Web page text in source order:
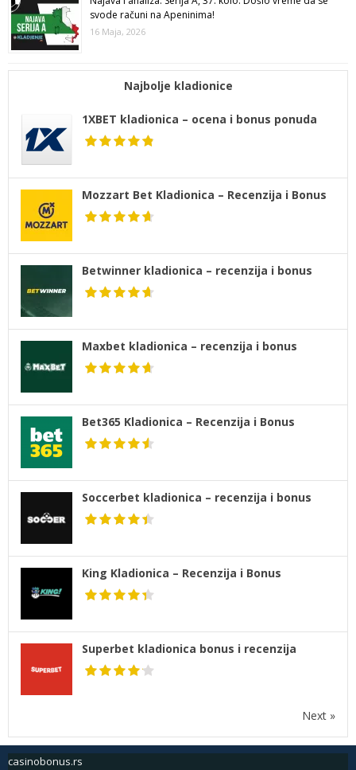
svode računi na Apeninima!
16 Maja, 2026
Najbolje kladionice
1XBET kladionica – ocena i bonus ponuda
Mozzart Bet Kladionica – Recenzija i Bonus
Betwinner kladionica – recenzija i bonus
Maxbet kladionica – recenzija i bonus
Bet365 Kladionica – Recenzija i Bonus
Soccerbet kladionica – recenzija i bonus
King Kladionica – Recenzija i Bonus
Superbet kladionica bonus i recenzija
Next »
casinobonus.rs